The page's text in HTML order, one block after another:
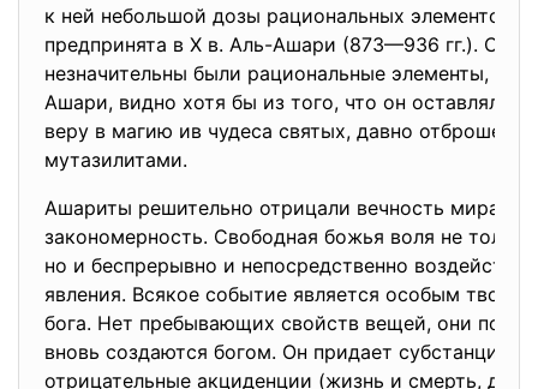
к ней небольшой дозы рациональных элементов
предпринята в X в. Аль-Ашари (873—936 гг.).
незначительны были рациональные элементы,
Ашари, видно хотя бы из того, что он оставлял
веру в магию ив чудеса святых, давно
мутазилитами.
Ашариты решительно отрицали вечность мира и
закономерность. Свободная божья воля не
но и беспрерывно и непосредственно
явления. Всякое событие является особым
бога. Нет пребывающих свойств вещей, они
вновь создаются богом. Он придает субстанции
отрицательные акциденции (жизнь и смерть,